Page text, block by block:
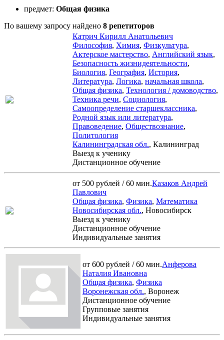
предмет: Общая физика
По вашему запросу найдено 8 репетиторов
Катрич Кирилл Анатольевич
Философия, Химия, Физкультура,
Актерское мастерство, Английский язык,
Безопасность жизнидеятельности,
Биология, География, История,
Литература, Логика, начальная школа,
Общая физика, Технология / домоводство,
Техника речи, Социология,
Самоопределение старшеклассника,
Родной язык или литература,
Правоведение, Обществознание,
Политология
Калининградская обл., Калининград
Выезд к ученику
Дистанционное обучение
от 500 рублей / 60 мин.Казаков Андрей
Павлович
Общая физика, Физика, Математика
Новосибирская обл., Новосибирск
Выезд к ученику
Дистанционное обучение
Индивидуальные занятия
от 600 рублей / 60 мин.Анферова
Наталия Ивановна
Общая физика, Физика
Воронежская обл., Воронеж
Дистанционное обучение
Групповые занятия
Индивидуальные занятия